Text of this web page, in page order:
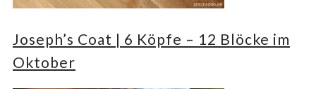
Joseph’s Coat | 6 Köpfe – 12 Blöcke im
Oktober